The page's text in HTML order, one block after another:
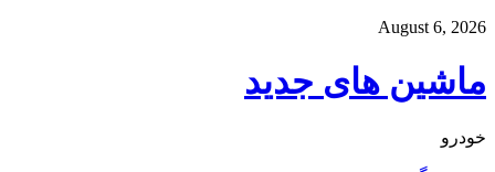
August 6, 2026
ماشین های جدید
خودرو